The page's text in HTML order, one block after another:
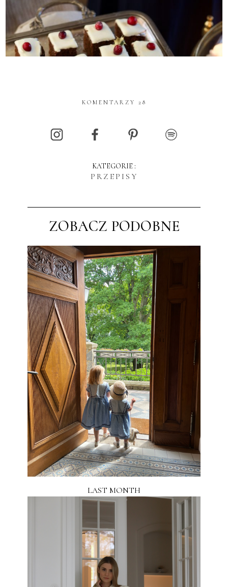
KOMENTARZY 28
KATEGORIE :
PRZEPISY
ZOBACZ PODOBNE
LAST MONTH